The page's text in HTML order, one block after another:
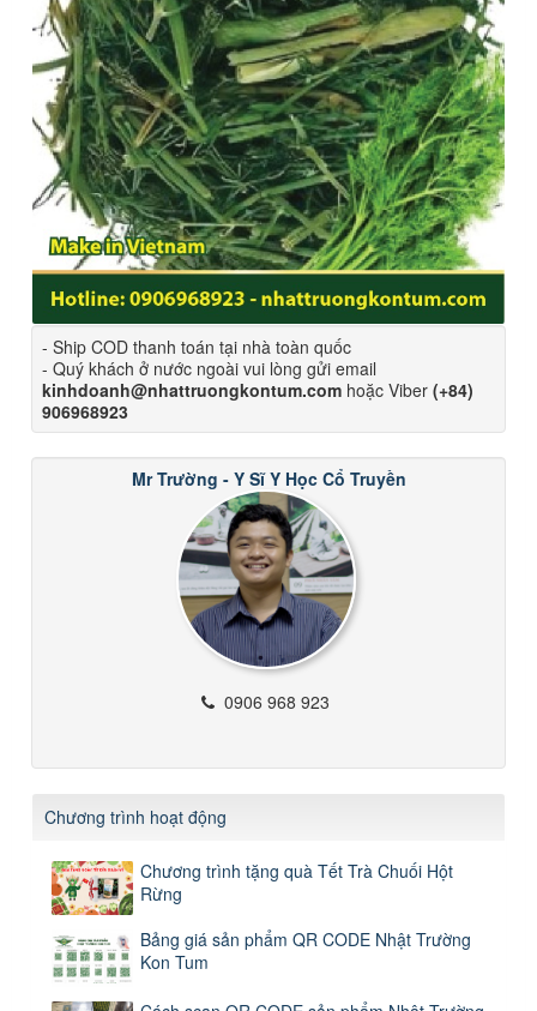
- Ship COD thanh toán tại nhà toàn quốc
- Quý khách ở nước ngoài vui lòng gửi email
kinhdoanh@nhattruongkontum.com hoặc Viber (+84)
906968923
Mr Trường - Y Sĩ Y Học Cổ Truyền
0906 968 923
Chương trình hoạt động
Chương trình tặng quà Tết Trà Chuối Hột
Rừng
Bảng giá sản phẩm QR CODE Nhật Trường
Kon Tum